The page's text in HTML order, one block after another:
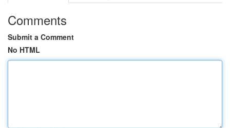
Comments
Submit a Comment
No HTML